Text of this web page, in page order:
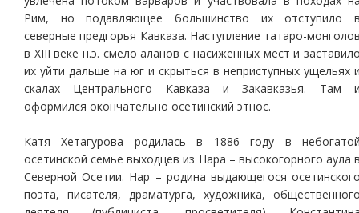
Рим, но подавляющее большинство их отступило
северные предгорья Кавказа. Наступление татаро-
в XIII веке н.э. смело аланов с насиженных мест и
их уйти дальше на юг и скрыться в неприступных ущельях
скалах Центрального Кавказа и Закавказья. Там
оформился окончательно осетинский этнос.
Катя Хетагурова родилась в 1886 году в
осетинской семье выходцев из Нара – высокогорного аула
Северной Осетии. Нар – родина выдающегося
поэта, писателя, драматурга, художника,